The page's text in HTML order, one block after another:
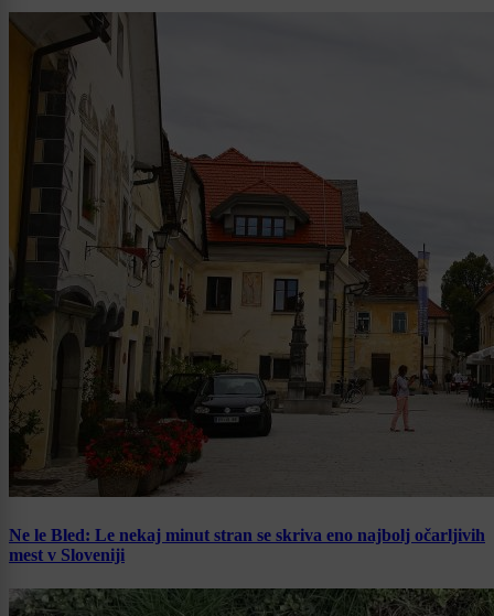
Ne le Bled: Le nekaj minut stran se skriva eno najbolj očarljivih
mest v Sloveniji